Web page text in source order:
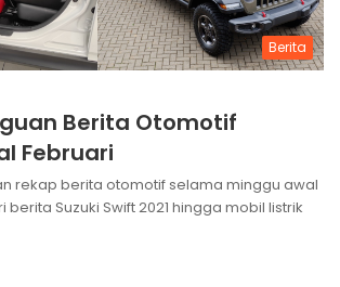
Berita
Berita Otomotif
Februari
rekap berita otomotif selama minggu awal
berita Suzuki Swift 2021 hingga mobil listrik